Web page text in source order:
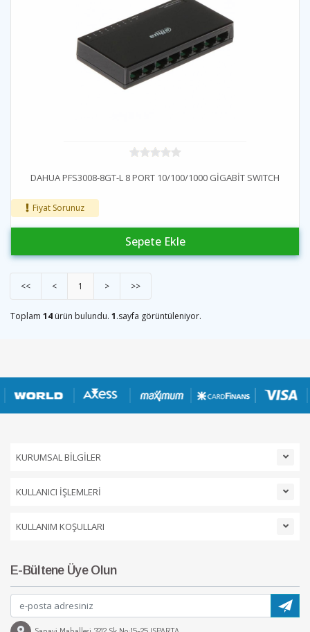
DAHUA PFS3008-8GT-L 8 PORT 10/100/1000 GİGABİT SWITCH
Fiyat Sorunuz
Sepete Ekle
<< < 1 > >>
Toplam 14 ürün bulundu. 1.sayfa görüntüleniyor.
KURUMSAL BİLGİLER
KULLANICI İŞLEMLERİ
KULLANIM KOŞULLARI
E-Bültene Üye Olun